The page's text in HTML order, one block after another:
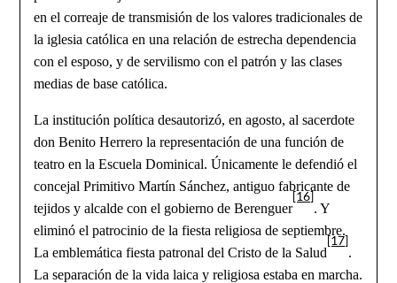
en el correaje de transmisión de los valores tradicionales de
la iglesia católica en una relación de estrecha dependencia
con el esposo, y de servilismo con el patrón y las clases
medias de base católica.
La institución política desautorizó, en agosto, al sacerdote
don Benito Herrero la representación de una función de
teatro en la Escuela Dominical. Únicamente le defendió el
concejal Primitivo Martín Sánchez, antiguo fabricante de
tejidos y alcalde con el gobierno de Berenguer
[16]
. Y
eliminó el patrocinio de la fiesta religiosa de septiembre.
La emblemática fiesta patronal del Cristo de la Salud
[17]
.
La separación de la vida laica y religiosa estaba en marcha.